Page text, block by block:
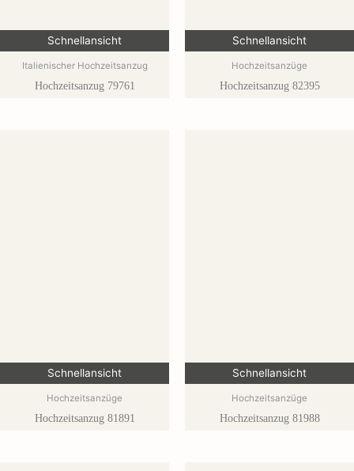
Schnellansicht
Italienischer Hochzeitsanzug
Hochzeitsanzug 79761
Schnellansicht
Hochzeitsanzüge
Hochzeitsanzug 82395
Schnellansicht
Hochzeitsanzüge
Hochzeitsanzug 81891
Schnellansicht
Hochzeitsanzüge
Hochzeitsanzug 81988